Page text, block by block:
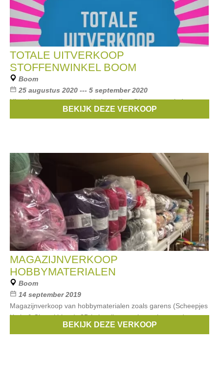
TOTALE UITVERKOOP
STOFFENWINKEL BOOM
Boom
25 augustus 2020 --- 5 september 2020
Uitverkoop van mode- en kinderstoffen. Dit wegens einde
huurceel. Alles wordt verkocht aan -50% korting.
BEKIJK DEZE VERKOOP
MAGAZIJNVERKOOP
HOBBYMATERIALEN
Boom
14 september 2019
Magazijnverkoop van hobbymaterialen zoals garens (Scheepjes
Katia & Cheval blanc), 3D knipvellen, papier en karton, dmc
zesdraad, kralen, basismaterialen sieraden maken en meer
BEKIJK DEZE VERKOOP